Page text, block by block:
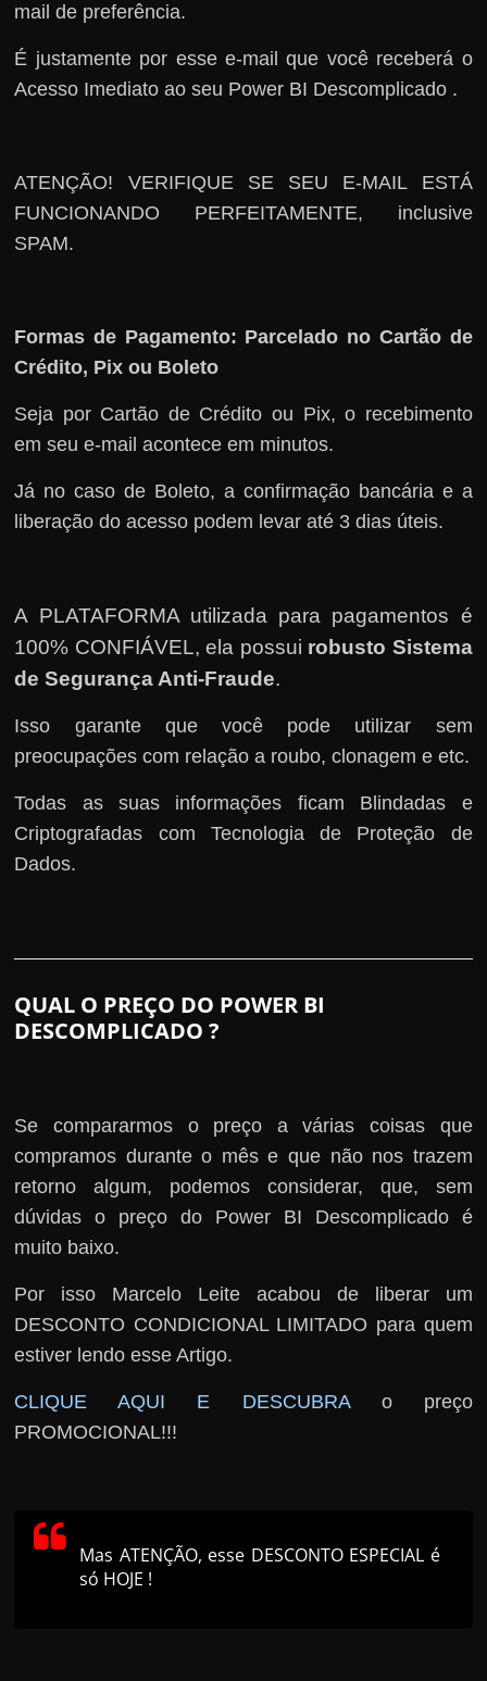
mail de preferência.
É justamente por esse e-mail que você receberá o
Acesso Imediato ao seu Power BI Descomplicado .
ATENÇÃO! VERIFIQUE SE SEU E-MAIL ESTÁ
FUNCIONANDO PERFEITAMENTE, inclusive
SPAM.
Formas de Pagamento: Parcelado no Cartão de
Crédito, Pix ou Boleto
Seja por Cartão de Crédito ou Pix, o recebimento
em seu e-mail acontece em minutos.
Já no caso de Boleto, a confirmação bancária e a
liberação do acesso podem levar até 3 dias úteis.
A PLATAFORMA utilizada para pagamentos é
100% CONFIÁVEL, ela possui robusto Sistema
de Segurança Anti-Fraude.
Isso garante que você pode utilizar sem
preocupações com relação a roubo, clonagem e etc.
Todas as suas informações ficam Blindadas e
Criptografadas com Tecnologia de Proteção de
Dados.
QUAL O PREÇO DO POWER BI
DESCOMPLICADO ?
Se compararmos o preço a várias coisas que
compramos durante o mês e que não nos trazem
retorno algum, podemos considerar, que, sem
dúvidas o preço do Power BI Descomplicado é
muito baixo.
Por isso Marcelo Leite acabou de liberar um
DESCONTO CONDICIONAL LIMITADO para quem
estiver lendo esse Artigo.
CLIQUE AQUI E DESCUBRAo preço
PROMOCIONAL!!!
Mas ATENÇÃO, esse DESCONTO ESPECIAL é
só HOJE !